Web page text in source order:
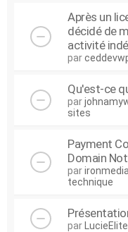
Après un
décidé de
activité
par
Qu'est-ce
par
sites
Payment
Domain
parironmedia
technique
par LucieElite